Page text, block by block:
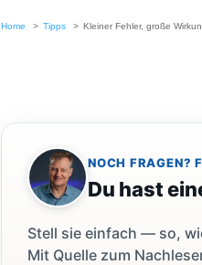
Home Tipps Kleiner Fehler, große
NOCH FRAGEN?
Du hast
Stell sie einfach — so,
Mit Quelle zum